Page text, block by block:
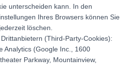
unterscheiden kann. In den
Ihres Browsers können Sie
löschen.
(Third-Party-Cookies):
Analytics (Google Inc., 1600
Parkway, Mountainview,